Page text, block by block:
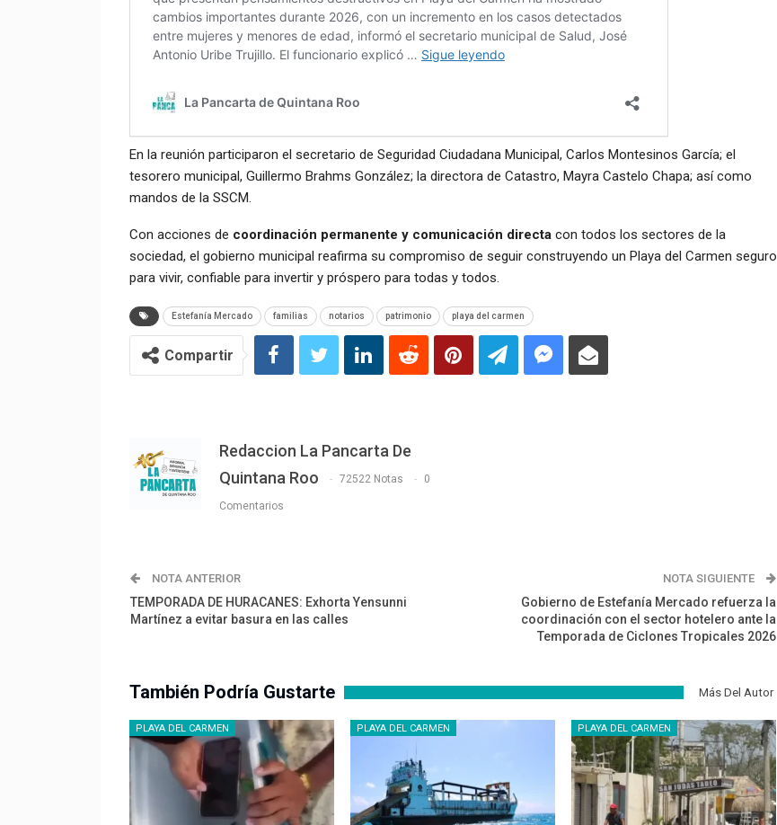
En la reunión participaron el secretario de Seguridad Ciudadana Municipal, Carlos Montesinos García; el
tesorero municipal, Guillermo Brahms González; la directora de Catastro, Mayra Castelo Chapa; así como
mandos de la SSCM.
Con acciones de coordinación permanente y comunicación directa con todos los sectores de la
sociedad, el gobierno municipal reafirma su compromiso de seguir construyendo un Playa del Carmen seguro
para vivir, confiable para invertir y próspero para todas y todos.
Estefanía Mercado familias notarios patrimonio playa del carmen
Compartir
Redaccion La Pancarta De
Quintana Roo
72522 Notas 0
Comentarios
NOTA ANTERIOR
TEMPORADA DE HURACANES: Exhorta Yensunni
Martínez a evitar basura en las calles
NOTA SIGUIENTE
Gobierno de Estefanía Mercado refuerza la
coordinación con el sector hotelero ante la
Temporada de Ciclones Tropicales 2026
También Podría Gustarte Más Del Autor
PLAYA DEL CARMEN PLAYA DEL CARMEN PLAYA DEL CARMEN